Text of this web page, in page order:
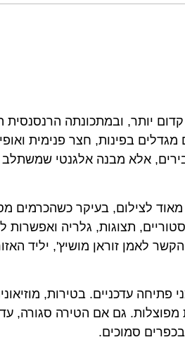
יותר, ובמתכונתה
בפינות, חצר פנימית ואופי
אלא מבנה אלגנטי שמשתלב
לצילום, בעיקר כשהכרמים
תצוגות, גלריה ואפשרות
לאמן זוראן מושיץ', יליד
עדכניים. בטירות,
גם אם הטירה סגורה,
סמוכים.